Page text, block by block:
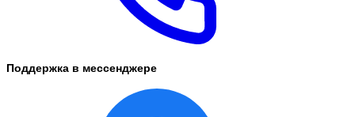
Поддержка в мессенджере